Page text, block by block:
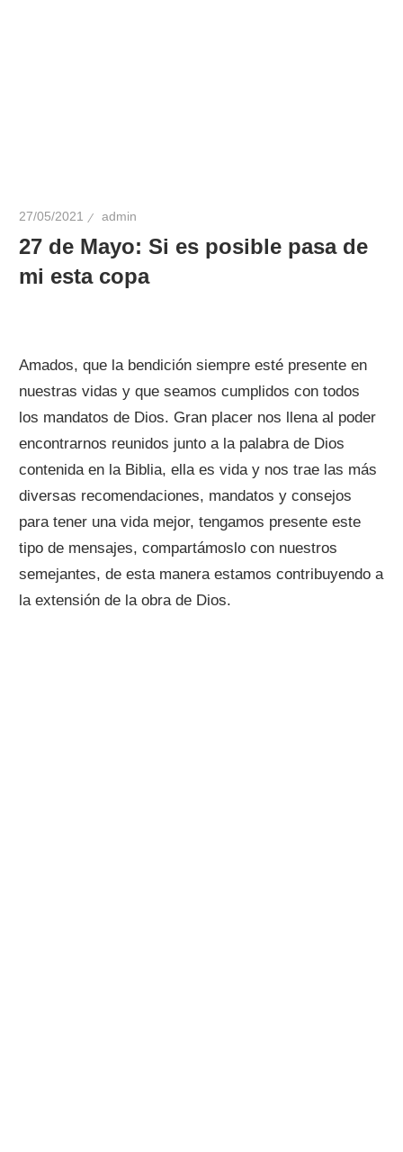
27/05/2021 admin
27 de Mayo: Si es posible pasa de
mi esta copa
Amados, que la bendición siempre esté presente en
nuestras vidas y que seamos cumplidos con todos
los mandatos de Dios. Gran placer nos llena al poder
encontrarnos reunidos junto a la palabra de Dios
contenida en la Biblia, ella es vida y nos trae las más
diversas recomendaciones, mandatos y consejos
para tener una vida mejor, tengamos presente este
tipo de mensajes, compartámoslo con nuestros
semejantes, de esta manera estamos contribuyendo a
la extensión de la obra de Dios.